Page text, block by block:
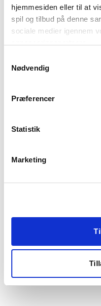
hjemmesiden eller til at
spil og tilbud på denne
sociale medier igennem
Du kan læse mere om
"Detaljer" eller ved at
Nødvendig
Præferencer
Statistik
Marketing